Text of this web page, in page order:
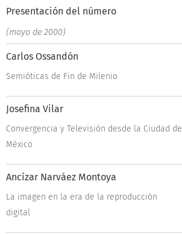
Presentación del número
(mayo de 2000)
Carlos Ossandón
Semióticas de Fin de Milenio
Josefina Vilar
Convergencia y Televisión desde la Ciudad de
México
Ancízar Narváez Montoya
La imagen en la era de la reproducción
digital